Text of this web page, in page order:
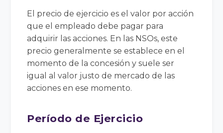
El precio de ejercicio es el valor por acción
que el empleado debe pagar para
adquirir las acciones. En las NSOs, este
precio generalmente se establece en el
momento de la concesión y suele ser
igual al valor justo de mercado de las
acciones en ese momento.
Período de Ejercicio